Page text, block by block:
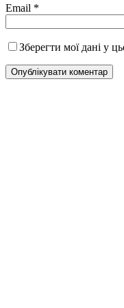
Email *
Зберегти мої дані у